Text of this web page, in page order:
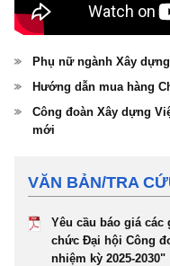
Phụ nữ ngành Xây
Hướng dẫn mua hàng
Công đoàn Xây dựng
mới
VĂN BẢN/TRA
Yêu cầu báo giá các
chức Đại hội Công
nhiệm kỳ 2025-2030"